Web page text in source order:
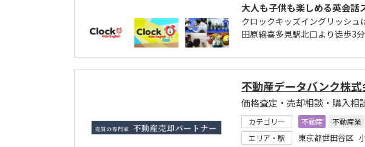
大人も子供も楽しめる英会話
クロックキッズイングリッシ
田原線喜多見駅北口より徒歩3
不動産データバンク株
価格査定・売却相談・購入相
カテゴリー 不動産
不動産業
エリア・駅
東京都世田谷区